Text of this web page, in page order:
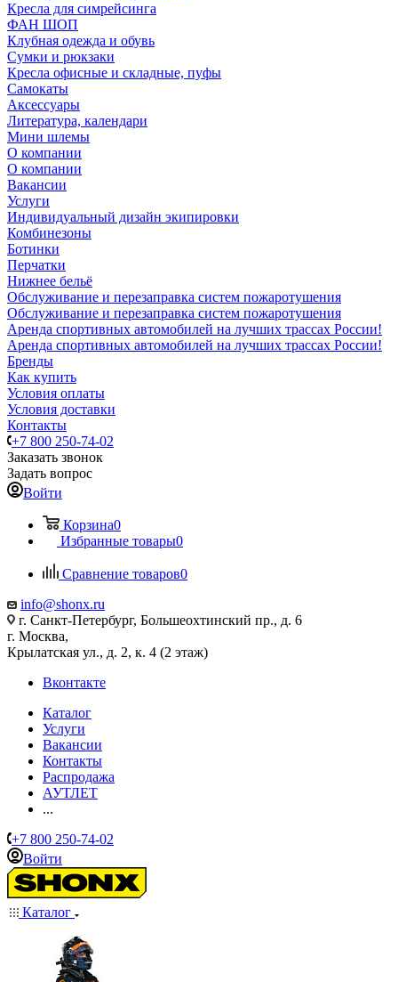
Кресла для симрейсинга
ФАН ШОП
Клубная одежда и обувь
Сумки и рюкзаки
Кресла офисные и складные, пуфы
Самокаты
Аксессуары
Литература, календари
Мини шлемы
О компании
О компании
Вакансии
Услуги
Индивидуальный дизайн экипировки
Комбинезоны
Ботинки
Перчатки
Нижнее бельё
Обслуживание и перезаправка систем пожаротушения
Обслуживание и перезаправка систем пожаротушения
Аренда спортивных автомобилей на лучших трассах России!
Аренда спортивных автомобилей на лучших трассах России!
Бренды
Как купить
Условия оплаты
Условия доставки
Контакты
+7 800 250-74-02
Заказать звонок
Задать вопрос
Войти
Корзина0
Избранные товары0
Сравнение товаров0
info@shonx.ru
г. Санкт-Петербург, Большеохтинский пр., д. 6
г. Москва,
Крылатская ул., д. 2, к. 4 (2 этаж)
Вконтакте
Каталог
Услуги
Вакансии
Контакты
Распродажа
АУТЛЕТ
...
+7 800 250-74-02
Войти
Каталог